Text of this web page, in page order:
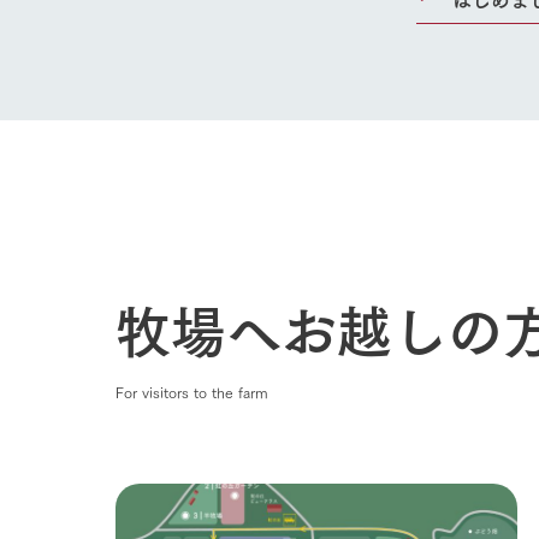
牧場へお越しの
For visitors to the farm